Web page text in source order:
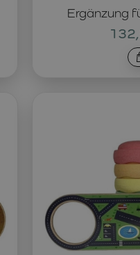
Ergänzung